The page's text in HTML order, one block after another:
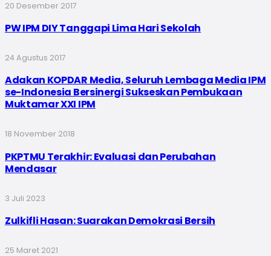
20 Desember 2017
PW IPM DIY Tanggapi Lima Hari Sekolah
24 Agustus 2017
Adakan KOPDAR Media, Seluruh Lembaga Media IPM
se-Indonesia Bersinergi Sukseskan Pembukaan
Muktamar XXI IPM
18 November 2018
PKPTMU Terakhir: Evaluasi dan Perubahan
Mendasar
3 Juli 2023
Zulkifli Hasan: Suarakan Demokrasi Bersih
25 Maret 2021